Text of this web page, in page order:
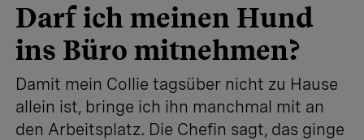
Darf ich meinen Hund
ins Büro mitnehmen?
Damit mein Collie tagsüber nicht zu Hause
allein ist, bringe ich ihn manchmal mit an
den Arbeitsplatz. Die Chefin sagt, das ginge